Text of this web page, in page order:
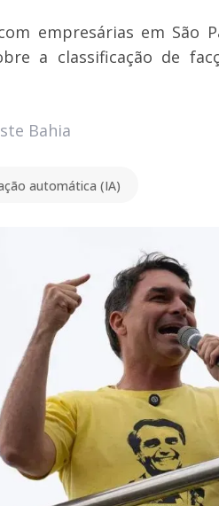
empresárias em São
a classificação de
Bahia
automática (IA)